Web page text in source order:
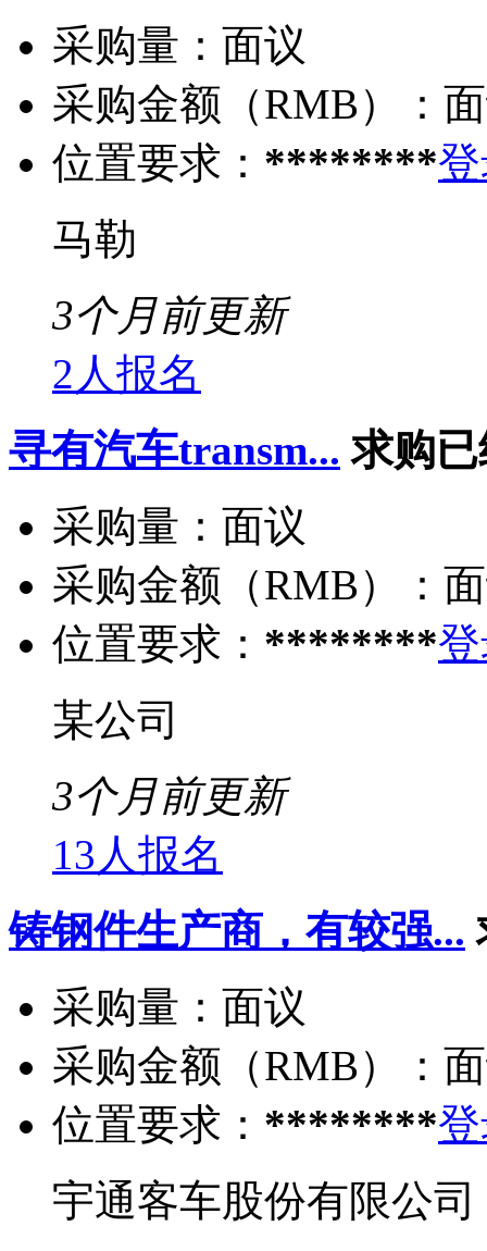
采购量： 面议
采购金额（RMB）：
位置要求： ********
马勒
3个月前更新
2人报名
寻有汽车transm... 求购
采购量： 面议
采购金额（RMB）：
位置要求： ********
某公司
3个月前更新
13人报名
铸钢件生产商，有较强...
采购量： 面议
采购金额（RMB）：
位置要求： ********
宇通客车股份有限公司